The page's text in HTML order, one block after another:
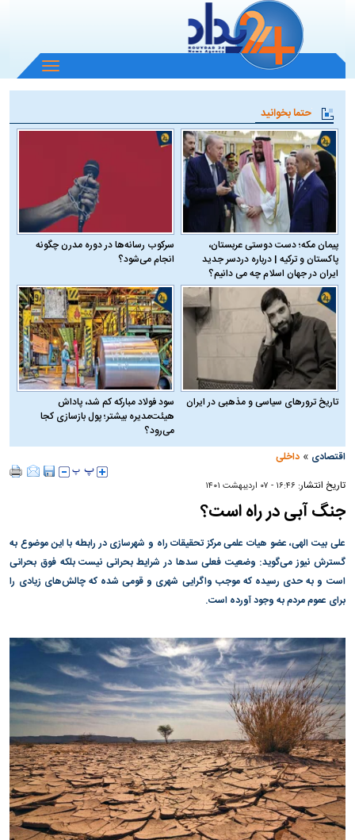
باز
و
منو
حتما بخوانید
پیمان مکه؛ دست دوستی عربستان،
پاکستان و ترکیه | درباره دردسر جدید
ایران در جهان اسلام چه می دانیم؟
سرکوب رسانه‌ها در دوره مدرن چگونه
انجام می‌شود؟
تاریخ ترورهای سیاسی و مذهبی در ایران
سود فولاد مبارکه کم شد، پاداش
هیئت‌مدیره بیشتر؛ پول بازسازی کجا
می‌رود؟
اقتصادی »داخلی
تاریخ انتشار: ۱۶:۴۶ - ۰۷ ارديبهشت ۱۴۰۱
جنگ آبی در راه است؟
علی بیت الهی، عضو هیات علمی مرکز تحقیقات راه و شهر‌سازی در رابطه با این موضوع به
گسترش نیوز می‌گوید: وضعیت فعلی سد‌ها در شرایط بحرانی نیست بلکه فوق بحرانی
است و به حدی رسیده که موجب واگرایی شهری و قومی شده که چالش‌های زیادی را
برای عموم مردم به وجود آورده است.